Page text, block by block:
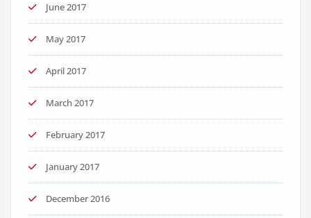
June 2017
May 2017
April 2017
March 2017
February 2017
January 2017
December 2016